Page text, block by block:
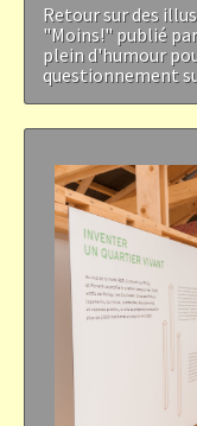
Retour sur des
"Moins!" publié
plein d'humour
questionnement